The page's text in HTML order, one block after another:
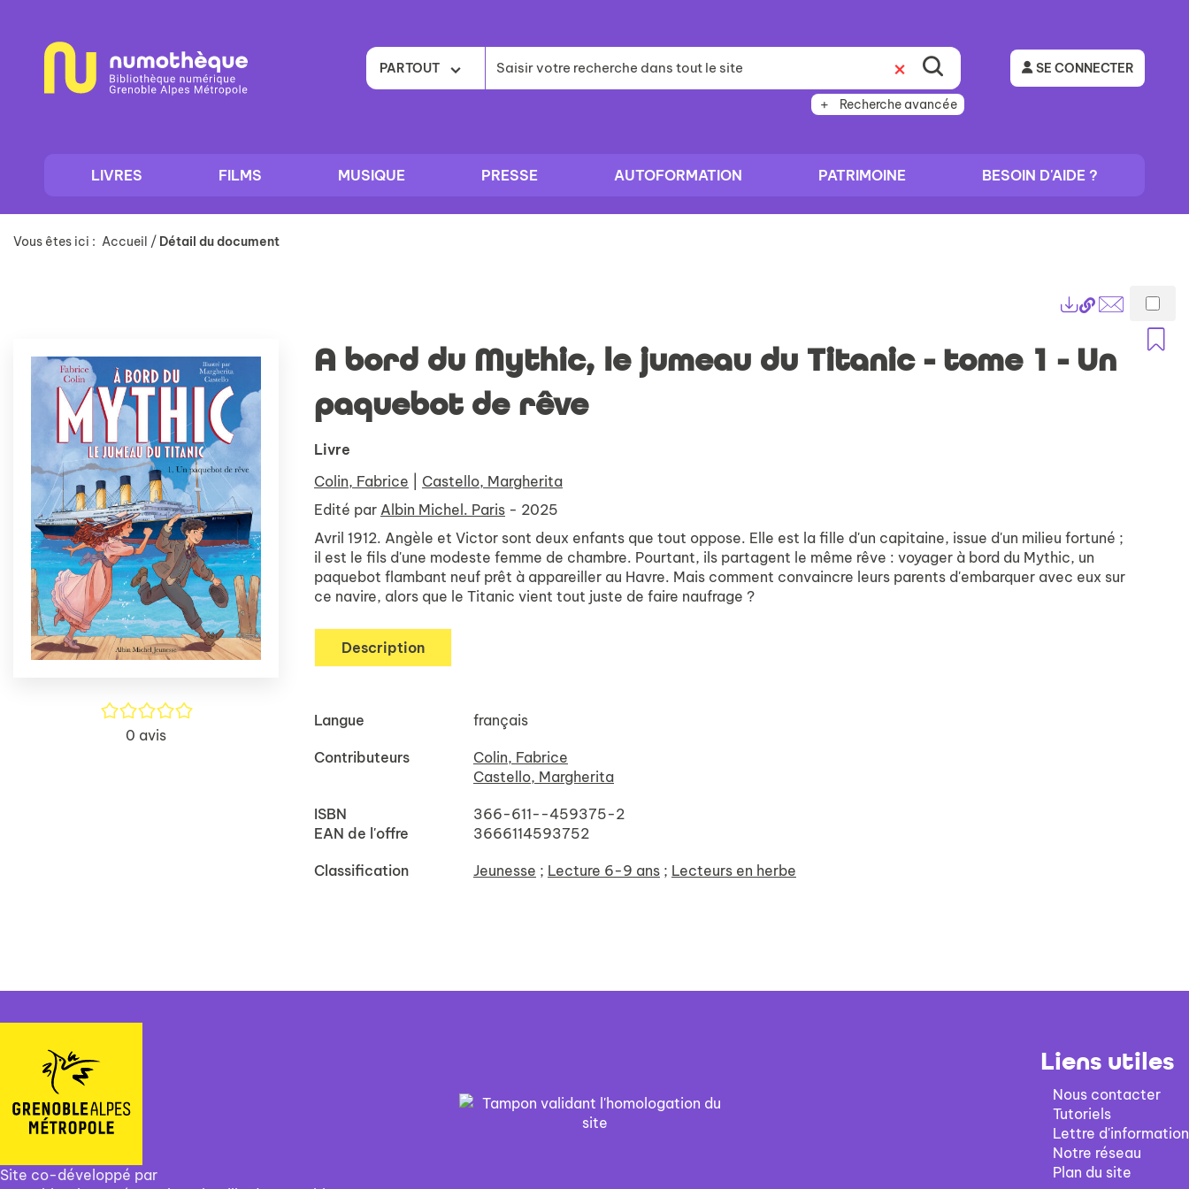
contenu
PARTOUT
Recherche avancée
SE CONNECTER
LIVRES FILMS MUSIQUE PRESSE AUTOFORMATION PATRIMOINE BESOIN D'AIDE ?
Vous êtes ici : Accueil / Détail du document
Lien
permanent
(Nouvelle
fenêtre)
Envoyer
par
mail
/5
0 avis
A bord du Mythic, le jumeau du Titanic - tome 1 - Un
paquebot de rêve
Livre
Colin, Fabrice
Castello, Margherita
Edité par Albin Michel. Paris - 2025
Avril 1912. Angèle et Victor sont deux enfants que tout oppose. Elle est la fille d'un capitaine, issue d'un milieu fortuné ;
il est le fils d'une modeste femme de chambre. Pourtant, ils partagent le même rêve : voyager à bord du Mythic, un
paquebot flambant neuf prêt à appareiller au Havre. Mais comment convaincre leurs parents d'embarquer avec eux sur
ce navire, alors que le Titanic vient tout juste de faire naufrage ?
Description
Langue français
Contributeurs
Colin, Fabrice
Castello, Margherita
ISBN
366-611--459375-2
EAN de l'offre
3666114593752
Classification Jeunesse ; Lecture 6-9 ans ; Lecteurs en herbe
Site co-développé par
Liens utiles
Nous contacter
Tutoriels
Lettre d'information
Notre réseau
Plan du site